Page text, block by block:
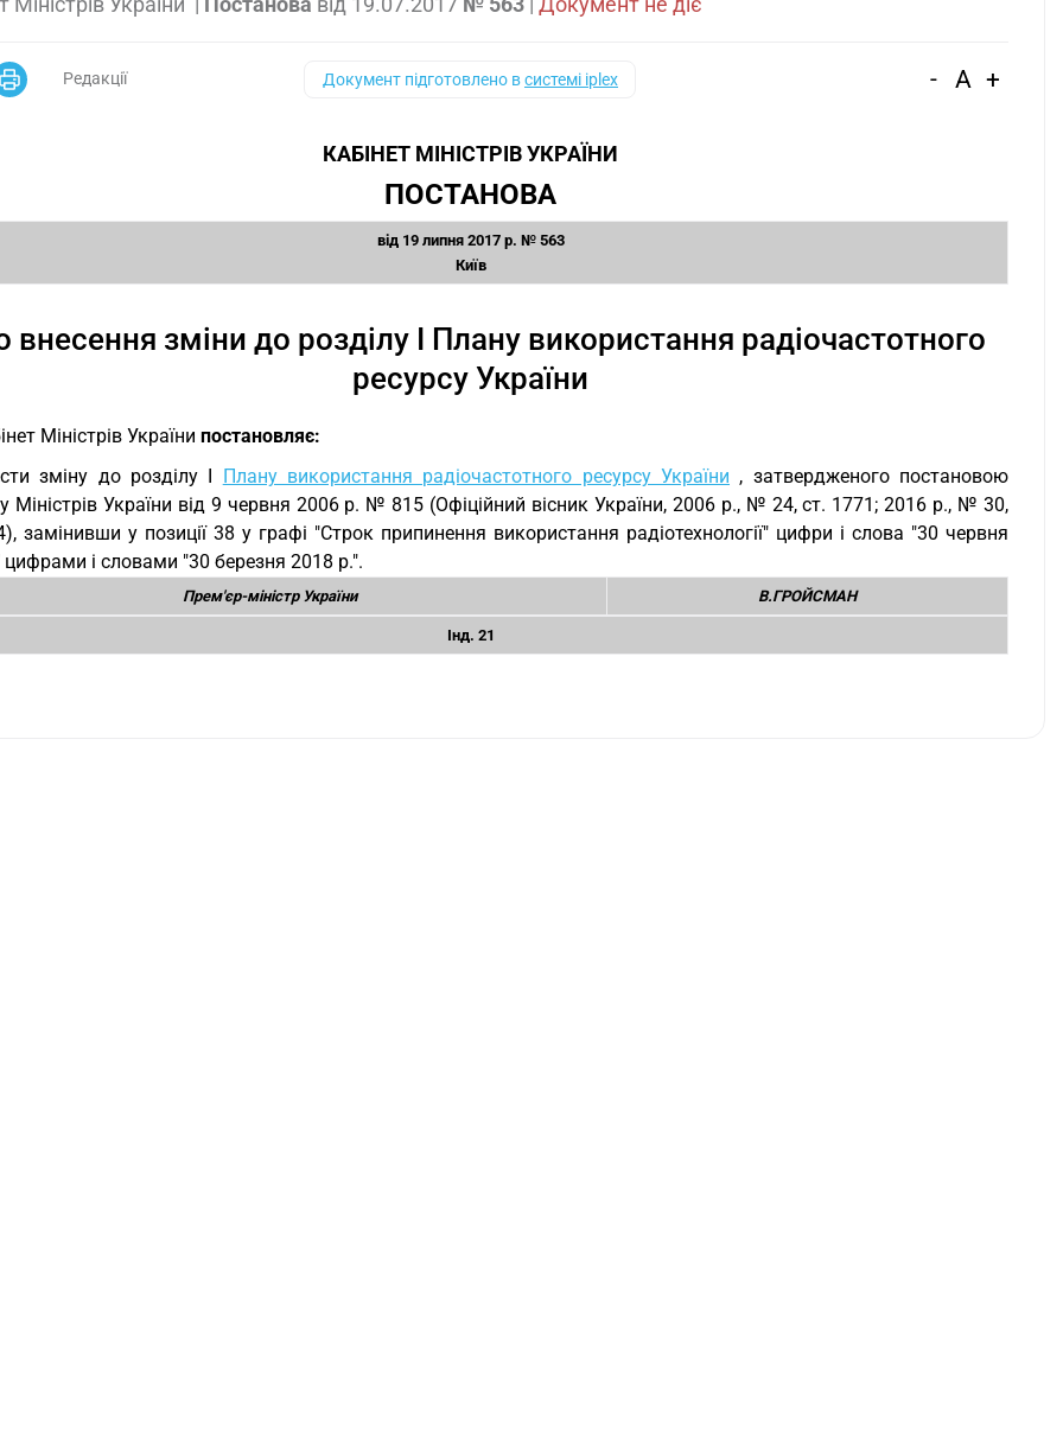
Редакції Документ підготовлено всистемі iplex - A +
КАБІНЕТ МІНІСТРІВ УКРАЇНИ
ПОСТАНОВА
від 19 липня 2017 р. № 563
Київ
внесення зміни до розділу I Плану використання радіочастотного
ресурсу України
Міністрів України постановляє:
зміну до розділу I Плану використання радіочастотного ресурсу України , затвердженого постановою
Міністрів України від 9 червня 2006 р. № 815 (Офіційний вісник України, 2006 р., № 24, ст. 1771; 2016 р., № 30,
замінивши у позиції 38 у графі "Строк припинення використання радіотехнології" цифри і слова "30 червня
цифрами і словами "30 березня 2018 р.".
Прем'єр-міністр України В.ГРОЙСМАН
Інд. 21